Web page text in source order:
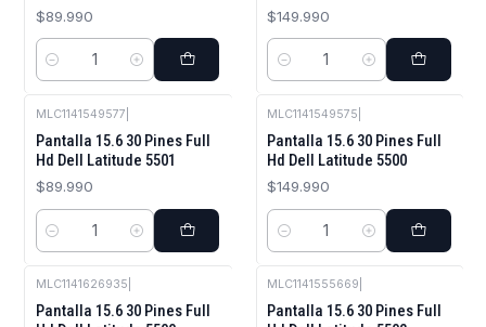
$89.990
Cantidad
$149.990
Cantidad
MLC1141549577
Pantalla 15.6 30 Pines Full
Hd Dell Latitude 5501
$89.990
Cantidad
MLC1141549575
Pantalla 15.6 30 Pines Full
Hd Dell Latitude 5500
$149.990
Cantidad
MLC1141626935
Pantalla 15.6 30 Pines Full
MLC1141555669
Pantalla 15.6 30 Pines Full